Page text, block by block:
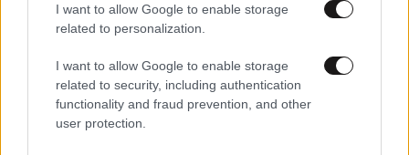
I want to allow Google to enable storage
related to personalization.
I want to allow Google to enable storage
related to security, including authentication
functionality and fraud prevention, and other
user protection.